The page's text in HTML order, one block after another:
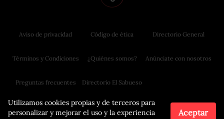
Utilizamos cookies propias y de terceros para
personalizar y mejorar el uso y la experiencia
Aceptar
Aviso de privacidad
Términos y Condiciones
Preguntas frecuentes
Código de ética
¿Quiénes somos?
Directorio El Sabueso
Directorio General
Anúnciate con nosotros